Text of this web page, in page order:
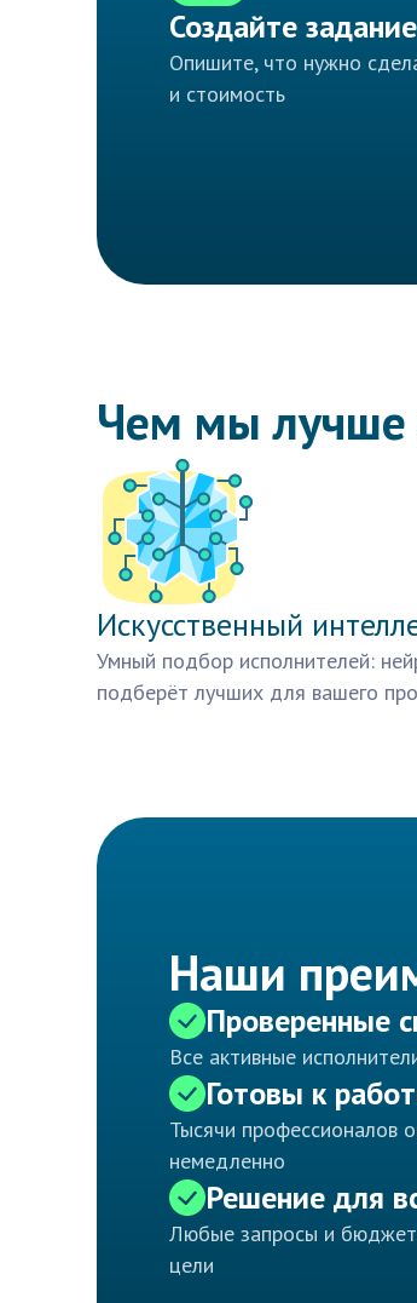
Создайте задание
Опишите, что нужно
и стоимость
Чем мы лучше
Искусственный
Умный подбор исполнителей:
подберёт лучших для вашего
Наши
Проверенные
Все активные
Готовы к
Тысячи профессионалов
немедленно
Решение для
Любые запросы и
цели